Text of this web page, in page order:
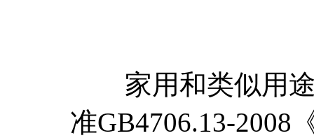
家用和类似用途
准GB4706.13-2008